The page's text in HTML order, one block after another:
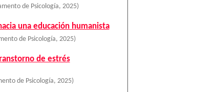
de Psicología, 2025)
una educación humanista
de Psicología, 2025)
de estrés
de Psicología, 2025)